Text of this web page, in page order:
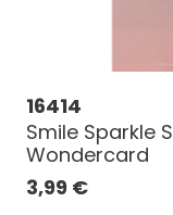
16414
Smile Sparkle
Wondercard
3,99 €